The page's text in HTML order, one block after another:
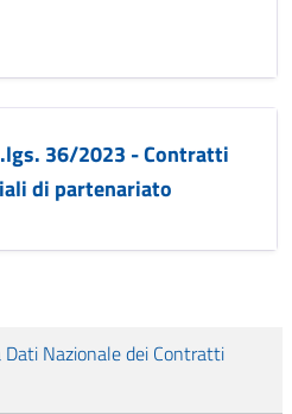
36/2023 - Contratti
di partenariato
Dati Nazionale dei Contratti